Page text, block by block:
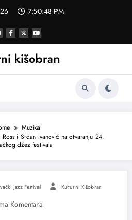
7:50:49 PM
kišobran
Muzika
Ross i Srđan Ivanović na otvaranju 24.
džez festivala
Jazz Festival Kulturni Kišobran